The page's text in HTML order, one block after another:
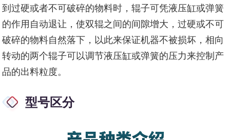
到过硬或者不可破碎的物料时，辊子可凭液压缸或弹簧
的作用自动退让，使双辊之间的间隙增大，过硬或不可
破碎的物料自然落下，以此来保证机器不被损坏，相向
转动的两个辊子可以调节液压缸或弹簧的压力来控制产
品的出料粒度。
型号区分